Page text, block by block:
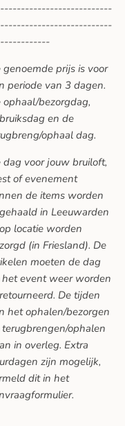
genoemde prijs is voor
periode van 3 dagen.
ophaal/bezorgdag,
en de
ophaal dag.
dag voor jouw bruiloft,
of evenement
de items worden
in Leeuwarden
locatie worden
(in Friesland). De
moeten de dag
event weer worden
De tijden
het ophalen/bezorgen
ophalen
in overleg. Extra
zijn mogelijk,
dit in het